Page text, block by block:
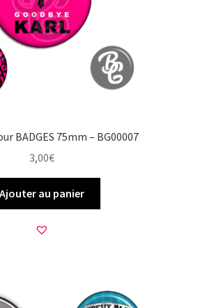
BADGES 75mm – BG00007
3,00€
Ajouter au panier